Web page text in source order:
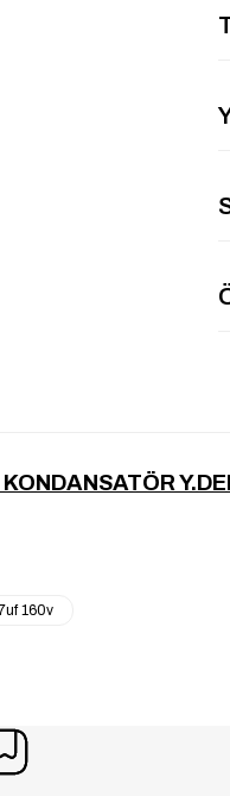
160v